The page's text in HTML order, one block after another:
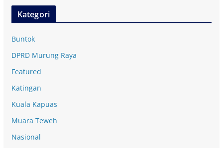
Kategori
Buntok
DPRD Murung Raya
Featured
Katingan
Kuala Kapuas
Muara Teweh
Nasional